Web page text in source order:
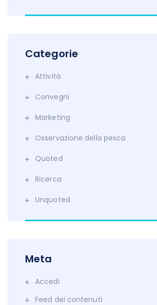
Categorie
Attività
Convegni
Marketing
Osservazione della pesca
Quoted
Ricerca
Unquoted
Meta
Accedi
Feed dei contenuti